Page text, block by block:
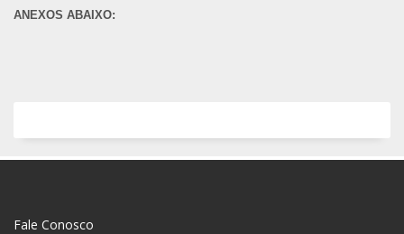
ANEXOS ABAIXO:
Fale Conosco